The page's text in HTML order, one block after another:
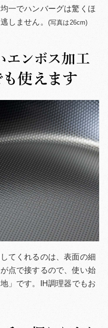
一でハンバーグは驚くほ
しません。 (写真は26cm)
てくれるのは、表面の細
点で接するので、使い始
」です。IH調理器でもお